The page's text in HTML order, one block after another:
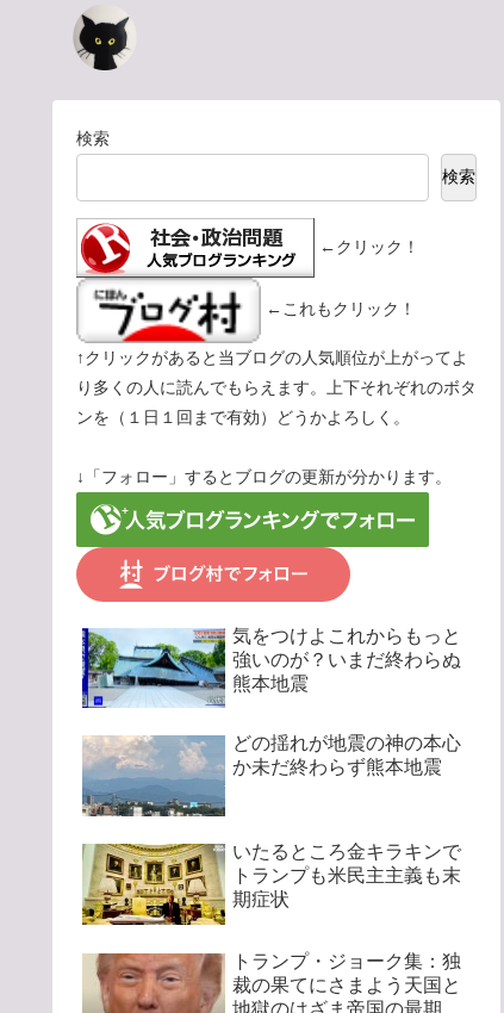
検索
検索
←クリック！
←これもクリック！
↑クリックがあると当ブログの人気順位が上がってよ
り多くの人に読んでもらえます。上下それぞれのボタ
ンを（１日１回まで有効）どうかよろしく。
↓「フォロー」するとブログの更新が分かります。
気をつけよこれからもっと
強いのが？いまだ終わらぬ
熊本地震
どの揺れが地震の神の本心
か未だ終わらず熊本地震
いたるところ金キラキンで
トランプも米民主主義も末
期症状
トランプ・ジョーク集：独
裁の果てにさまよう天国と
地獄のはざま帝国の最期